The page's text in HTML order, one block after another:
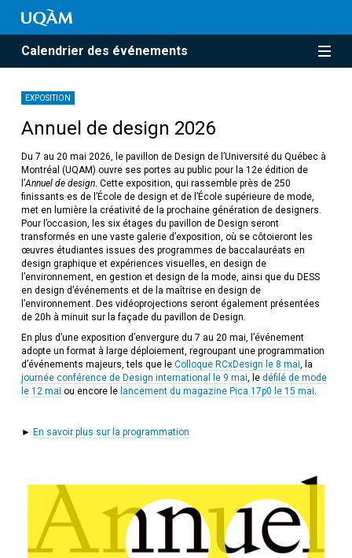
Calendrier des événements
EXPOSITION
Annuel de design 2026
Du 7 au 20 mai 2026, le pavillon de Design de l’Université du Québec à
Montréal (UQAM) ouvre ses portes au public pour la 12e édition de
l’Annuel de design. Cette exposition, qui rassemble près de 250
finissants·es de l’École de design et de l’École supérieure de mode,
met en lumière la créativité de la prochaine génération de designers.
Pour l’occasion, les six étages du pavillon de Design seront
transformés en une vaste galerie d’exposition, où se côtoieront les
œuvres étudiantes issues des programmes de baccalauréats en
design graphique et expériences visuelles, en design de
l’environnement, en gestion et design de la mode, ainsi que du DESS
en design d’événements et de la maîtrise en design de
l’environnement. Des vidéoprojections seront également présentées
de 20h à minuit sur la façade du pavillon de Design.
En plus d’une exposition d’envergure du 7 au 20 mai, l’événement
adopte un format à large déploiement, regroupant une programmation
d’événements majeurs, tels que le Colloque RCxDesign le 8 mai, la
journée conférence de Design international le 9 mai, le défilé de mode
le 12 mai ou encore le lancement du magazine Pica 17p0 le 15 mai.
► En savoir plus sur la programmation